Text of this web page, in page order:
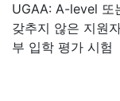
UGAA: A-level 또
갖추지 않은 지원
부 입학 평가 시험